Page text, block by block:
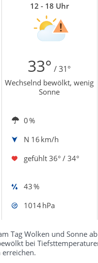
12 - 18 Uhr
33° / 31°
Wechselnd bewölkt, wenig
Sonne
0 %
N 16 km/h
gefühlt 36° / 34°
43 %
1014 hPa
Tag Wolken und Sonne
bei